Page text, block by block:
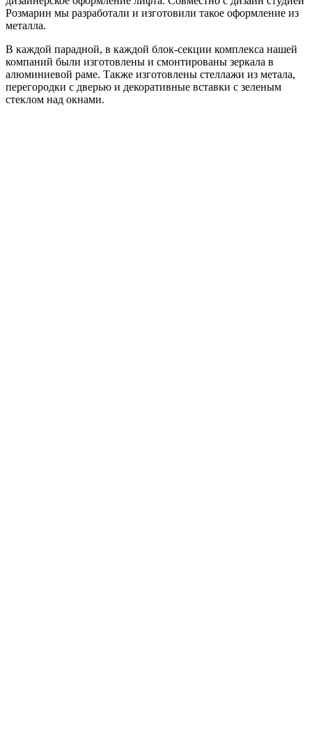
Розмарин мы разработали и изготовили такое оформление из
металла.
В каждой парадной, в каждой блок-секции комплекса нашей
компаний были изготовлены и смонтированы зеркала в
алюминиевой раме. Также изготовлены стеллажи из метала,
перегородки с дверью и декоративные вставки с зеленым
стеклом над окнами.